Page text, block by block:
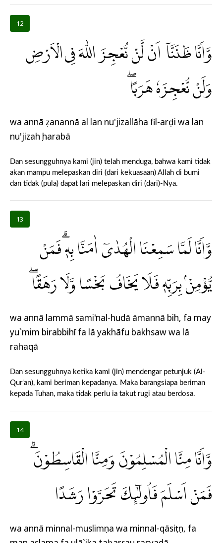
12
وَّاَنَّا ظَنَنَّآ اَنْ لَّنْ نُّعْجِزَ اللّٰهَ فِى الْاَرْضِ
وَلَنْ نُّعْجِزَهٗ هَرَبًاۖ
wa annā ẓanannā al lan nu'jizallāha fil-arḍi wa lan
nu'jizahụ harabā
Dan sesungguhnya kami (jin) telah menduga, bahwa kami tidak
akan mampu melepaskan diri (dari kekuasaan) Allah di bumi
dan tidak (pula) dapat lari melepaskan diri (dari)-Nya.
13
وَّاَنَّا لَمَّا سَمِعْنَا الْهُدٰىٓ اٰمَنَّا بِهٖۗ فَمَنْ
يُّؤْمِنْۢ بِرَبِّهٖ فَلَا يَخَافُ بَخْسًا وَّلَا رَهَقًاۖ
wa annā lammā sami'nal-hudā āmannā bih, fa may
yu`mim birabbihī fa lā yakhāfu bakhsaw wa lā
rahaqā
Dan sesungguhnya ketika kami (jin) mendengar petunjuk (Al-
Qur'an), kami beriman kepadanya. Maka barangsiapa beriman
kepada Tuhan, maka tidak perlu ia takut rugi atau berdosa.
14
وَّاَنَّا مِنَّا الْمُسْلِمُوْنَ وَمِنَّا الْقَاسِطُوْنَۗ
فَمَنْ اَسْلَمَ فَاُولٰۤىِٕكَ تَحَرَّوْا رَشَدًا
wa annā minnal-muslimụna wa minnal-qāsiṭụn, fa